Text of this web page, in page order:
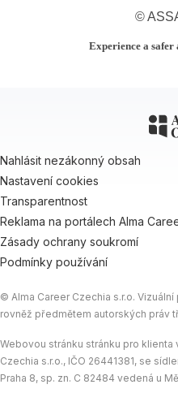
©
Experience a
Nahlásit nezákonný obsah
Nastavení cookies
Transparentnost
Reklama na portálech Alma
Zásady ochrany soukromí
Podmínky používání
© Alma Career Czechia s.r.o.
rovněž předmětem autorských práv
Webovou stránku stránku pro
Czechia s.r.o., IČO 26441381, se
Praha 8, sp. zn. C 82484 vedená u